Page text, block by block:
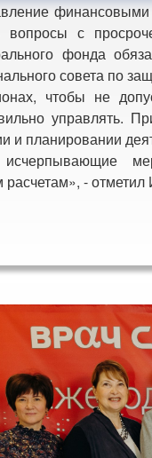
финансовыми
вопросы с
фонда
совета по
чтобы не
управлять.
и планировании
-